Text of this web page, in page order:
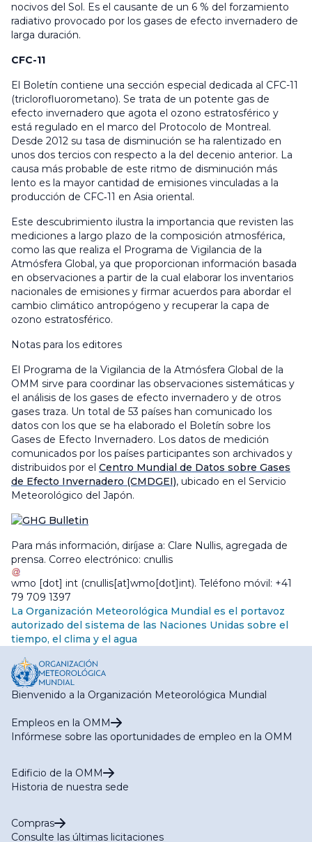
nocivos del Sol. Es el causante de un 6 % del forzamiento
radiativo provocado por los gases de efecto invernadero de
larga duración.
CFC-11
El Boletín contiene una sección especial dedicada al CFC-11
(triclorofluorometano). Se trata de un potente gas de
efecto invernadero que agota el ozono estratosférico y
está regulado en el marco del Protocolo de Montreal.
Desde 2012 su tasa de disminución se ha ralentizado en
unos dos tercios con respecto a la del decenio anterior. La
causa más probable de este ritmo de disminución más
lento es la mayor cantidad de emisiones vinculadas a la
producción de CFC‑11 en Asia oriental.
Este descubrimiento ilustra la importancia que revisten las
mediciones a largo plazo de la composición atmosférica,
como las que realiza el Programa de Vigilancia de la
Atmósfera Global, ya que proporcionan información basada
en observaciones a partir de la cual elaborar los inventarios
nacionales de emisiones y firmar acuerdos para abordar el
cambio climático antropógeno y recuperar la capa de
ozono estratosférico.
Notas para los editores
El Programa de la Vigilancia de la Atmósfera Global de la
OMM sirve para coordinar las observaciones sistemáticas y
el análisis de los gases de efecto invernadero y de otros
gases traza. Un total de 53 países han comunicado los
datos con los que se ha elaborado el Boletín sobre los
Gases de Efecto Invernadero. Los datos de medición
comunicados por los países participantes son archivados y
distribuidos por el Centro Mundial de Datos sobre Gases
de Efecto Invernadero (CMDGEI), ubicado en el Servicio
Meteorológico del Japón.
Para más información, diríjase a: Clare Nullis, agregada de
prensa. Correo electrónico: cnullis
wmo [dot] int (cnullis[at]wmo[dot]int). Teléfono móvil: +41
79 709 1397
La Organización Meteorológica Mundial es el portavoz
autorizado del sistema de las Naciones Unidas sobre el
tiempo, el clima y el agua
Bienvenido a la Organización Meteorológica Mundial
Empleos en la OMM
Infórmese sobre las oportunidades de empleo en la OMM
Edificio de la OMM
Historia de nuestra sede
Compras
Consulte las últimas licitaciones